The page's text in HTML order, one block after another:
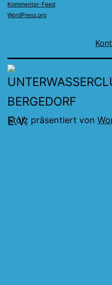
Kommentar-Feed
WordPress.org
Stolz präsentiert von